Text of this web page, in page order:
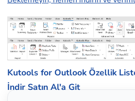
Kutools for Outlook Özellik
İndir Satın Al'a Git